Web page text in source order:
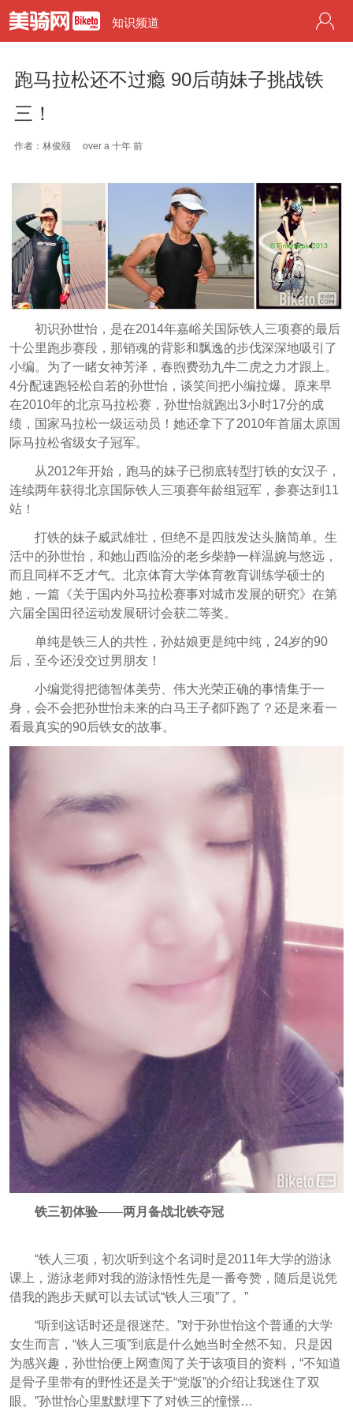
知识频道
跑马拉松还不过瘾 90后萌妹子挑战铁
三！
作者：林俊颐 over a 十年 前
初识孙世怡，是在2014年嘉峪关国际铁人三项赛的最后
十公里跑步赛段，那销魂的背影和飘逸的步伐深深地吸引了
小编。为了一睹女神芳泽，春煦费劲九牛二虎之力才跟上。
4分配速跑轻松自若的孙世怡，谈笑间把小编拉爆。原来早
在2010年的北京马拉松赛，孙世怡就跑出3小时17分的成
绩，国家马拉松一级运动员！她还拿下了2010年首届太原国
际马拉松省级女子冠军。
从2012年开始，跑马的妹子已彻底转型打铁的女汉子，
连续两年获得北京国际铁人三项赛年龄组冠军，参赛达到11
站！
打铁的妹子威武雄壮，但绝不是四肢发达头脑简单。生
活中的孙世怡，和她山西临汾的老乡柴静一样温婉与悠远，
而且同样不乏才气。北京体育大学体育教育训练学硕士的
她，一篇《关于国内外马拉松赛事对城市发展的研究》在第
六届全国田径运动发展研讨会获二等奖。
单纯是铁三人的共性，孙姑娘更是纯中纯，24岁的90
后，至今还没交过男朋友！
小编觉得把德智体美劳、伟大光荣正确的事情集于一
身，会不会把孙世怡未来的白马王子都吓跑了？还是来看一
看最真实的90后铁女的故事。
铁三初体验——两月备战北铁夺冠
“铁人三项，初次听到这个名词时是2011年大学的游泳
课上，游泳老师对我的游泳悟性先是一番夸赞，随后是说凭
借我的跑步天赋可以去试试“铁人三项”了。”
“听到这话时还是很迷茫。”对于孙世怡这个普通的大学
女生而言，“铁人三项”到底是什么她当时全然不知。只是因
为感兴趣，孙世怡便上网查阅了关于该项目的资料，“不知道
是骨子里带有的野性还是关于“党版”的介绍让我迷住了双
眼。”孙世怡心里默默埋下了对铁三的憧憬…